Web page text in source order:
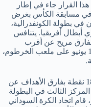
القرار جاء في إطار
في مسابقة الكأس بغرض
في بطولة الكونفدرالية،
أبطال أفريقيا. يتنافس
مريح عن أقرب
ملاحقيهما قبل جولة حاسمة ستقام في 10 يونيو على ملعب الخرطوم،
يتصدر المريخ جدول دوري النخبة برصيد 18 نقطة بفارق الأهداف عن
الثالث في البطولة
قام اتحاد الكرة السوداني